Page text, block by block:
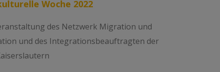
Woche 2022
des Netzwerk Migration und
und des Integrationsbeauftragten der